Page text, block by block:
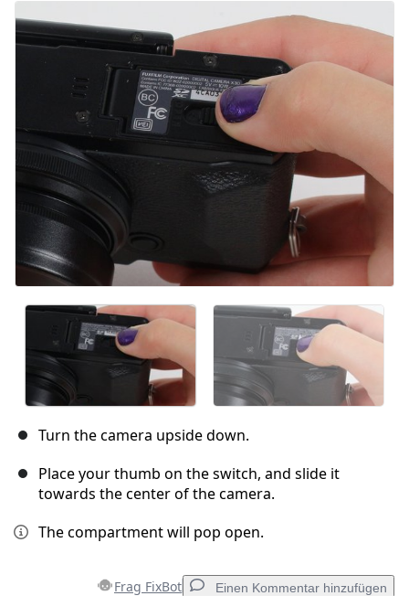
Turn the camera upside down.
Place your thumb on the switch, and slide it
towards the center of the camera.
The compartment will pop open.
Frag FixBot Einen Kommentar hinzufügen